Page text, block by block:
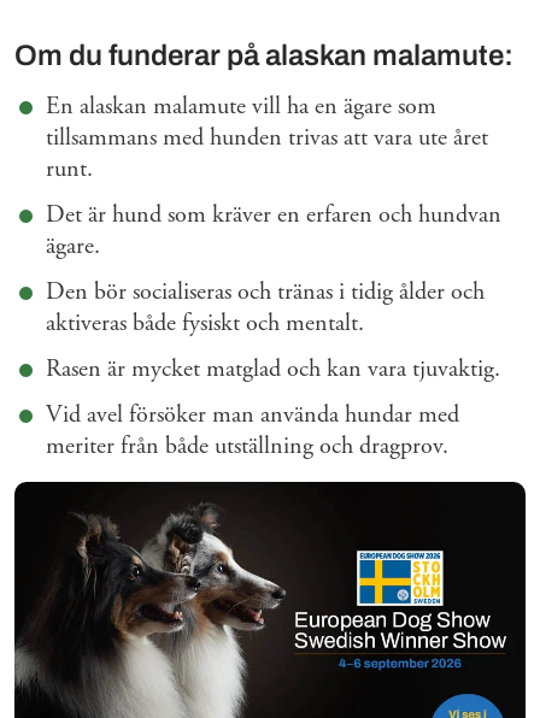
Om du funderar på alaskan malamute:
En alaskan malamute vill ha en ägare som
tillsammans med hunden trivas att vara ute året
runt.
Det är hund som kräver en erfaren och hundvan
ägare.
Den bör socialiseras och tränas i tidig ålder och
aktiveras både fysiskt och mentalt.
Rasen är mycket matglad och kan vara tjuvaktig.
Vid avel försöker man använda hundar med
meriter från både utställning och dragprov.